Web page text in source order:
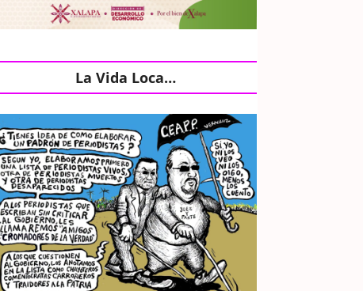
La Vida Loca…